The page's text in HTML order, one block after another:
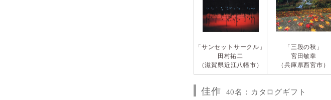
「サンセットサークル」
田村祐二
（滋賀県近江八幡市）
「三段の秋」
宮田敏幸
（兵庫県西宮市）
佳作 40名：カタログギフト